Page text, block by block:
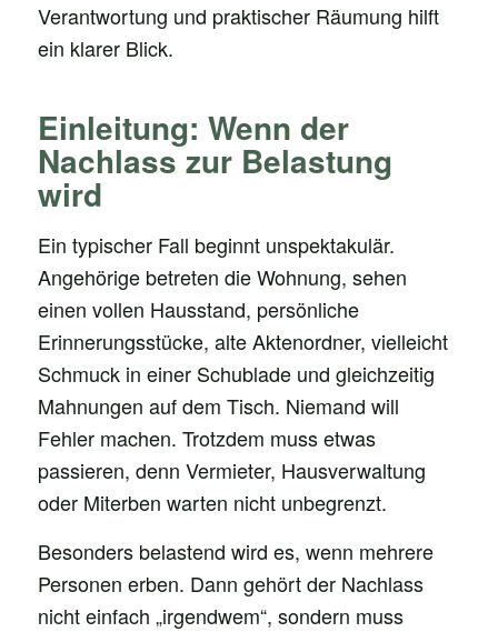
Verantwortung und praktischer Räumung hilft
ein klarer Blick.
Einleitung: Wenn der
Nachlass zur Belastung
wird
Ein typischer Fall beginnt unspektakulär.
Angehörige betreten die Wohnung, sehen
einen vollen Hausstand, persönliche
Erinnerungsstücke, alte Aktenordner, vielleicht
Schmuck in einer Schublade und gleichzeitig
Mahnungen auf dem Tisch. Niemand will
Fehler machen. Trotzdem muss etwas
passieren, denn Vermieter, Hausverwaltung
oder Miterben warten nicht unbegrenzt.
Besonders belastend wird es, wenn mehrere
Personen erben. Dann gehört der Nachlass
nicht einfach „irgendwem“, sondern muss